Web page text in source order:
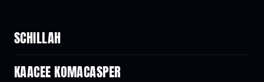
SCHILLAH
KAACEE KOMACASPER